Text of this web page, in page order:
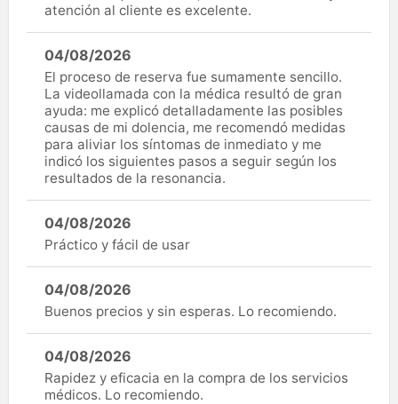
atención al cliente es excelente.
04/08/2026
El proceso de reserva fue sumamente sencillo.
La videollamada con la médica resultó de gran
ayuda: me explicó detalladamente las posibles
causas de mi dolencia, me recomendó medidas
para aliviar los síntomas de inmediato y me
indicó los siguientes pasos a seguir según los
resultados de la resonancia.
04/08/2026
Práctico y fácil de usar
04/08/2026
Buenos precios y sin esperas. Lo recomiendo.
04/08/2026
Rapidez y eficacia en la compra de los servicios
médicos. Lo recomiendo.